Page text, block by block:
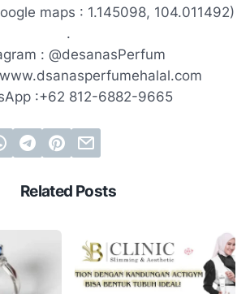
maps : 1.145098, 104.011492)
.
: @desanasPerfum
:+62 812-6882-9665
Related Posts